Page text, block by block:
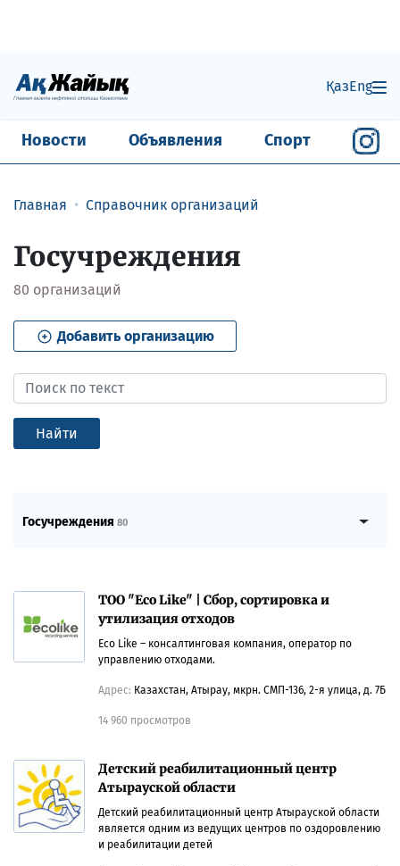
ҚазEng
Новости Объявления Спорт
Главная Справочник организаций
Госучреждения
80 организаций
Найти
Добавить организацию
Госучреждения 80
ТОО "Eco Like" | Сбор, сортировка и
утилизация отходов
Eco Like – консалтинговая компания, оператор по
управлению отходами.
Адрес: Казахстан, Атырау, мкрн. СМП-136, 2-я улица, д. 7Б
14 960 просмотров
Детский реабилитационный центр
Атырауской области
Детский реабилитационный центр Атырауской области
является одним из ведущих центров по оздоровлению
и реабилитации детей